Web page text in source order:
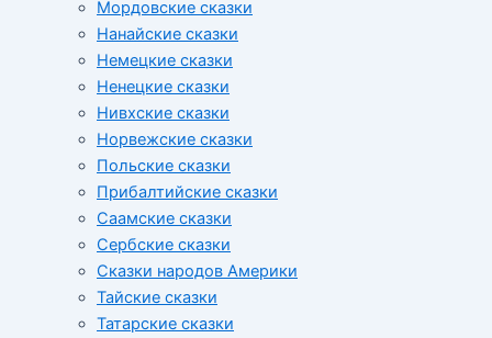
Мордовские сказки
Нанайские сказки
Немецкие сказки
Ненецкие сказки
Нивхские сказки
Норвежские сказки
Польские сказки
Прибалтийские сказки
Cаамские сказки
Сербские сказки
Сказки народов Америки
Тайские сказки
Татарские сказки